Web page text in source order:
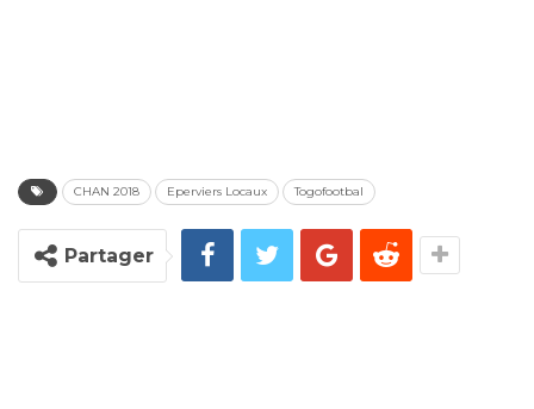
CHAN 2018 Eperviers Locaux Togofootbal
Partager